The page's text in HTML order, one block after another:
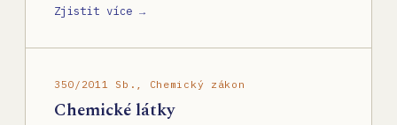
Zjistit více →
350/2011 Sb., Chemický zákon
Chemické látky